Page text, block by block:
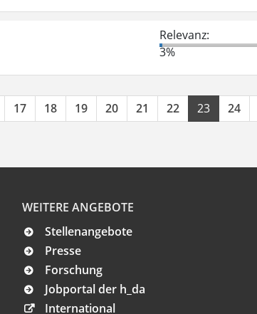
Relevanz:
3%
17 18 19 20 21 22 23 24
WEITERE ANGEBOTE
Stellenangebote
Presse
Forschung
Jobportal der h_da
International